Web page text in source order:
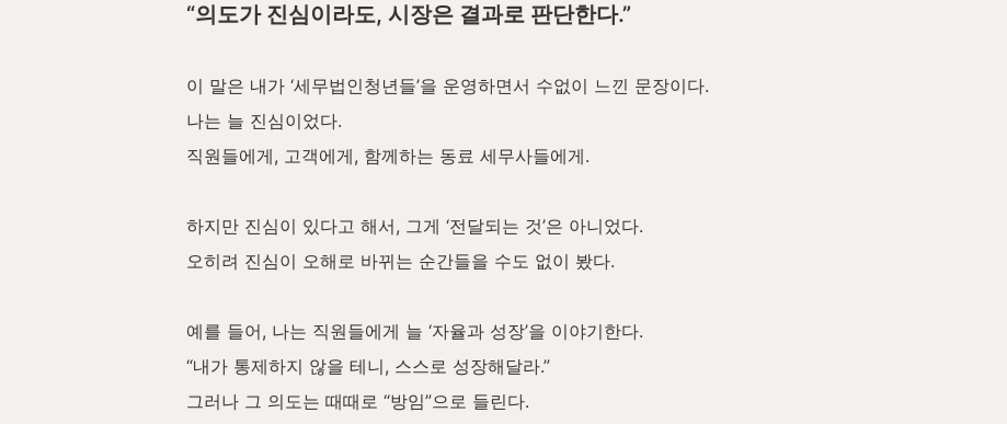
“의도가 진심이라도, 시장은 결과로 판단한다.”
이 말은 내가 ‘세무법인청년들’을 운영하면서 수없이 느낀 문장이다.
나는 늘 진심이었다.
직원들에게, 고객에게, 함께하는 동료 세무사들에게.
하지만 진심이 있다고 해서, 그게 ‘전달되는 것’은 아니었다.
오히려 진심이 오해로 바뀌는 순간들을 수도 없이 봤다.
예를 들어, 나는 직원들에게 늘 ‘자율과 성장’을 이야기한다.
“내가 통제하지 않을 테니, 스스로 성장해달라.”
그러나 그 의도는 때때로 “방임”으로 들린다.